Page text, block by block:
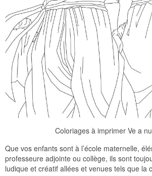
Coloriages à imprimer Ve a
Que vos enfants sont à l’école maternelle,
professeure adjointe ou collège, ils sont
ludique et créatif allées et venues tels que la